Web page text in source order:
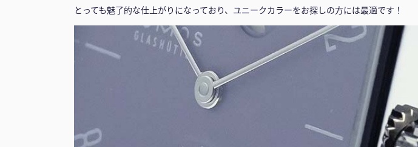
とっても魅了的な仕上がりになっており、ユニークカラーをお探しの方には最適です！